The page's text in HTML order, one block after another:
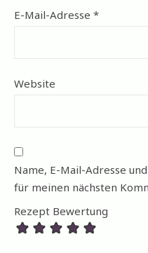
E-Mail-Adresse *
Website
Name, E-Mail-Adresse
für meinen nächsten
Rezept Bewertung